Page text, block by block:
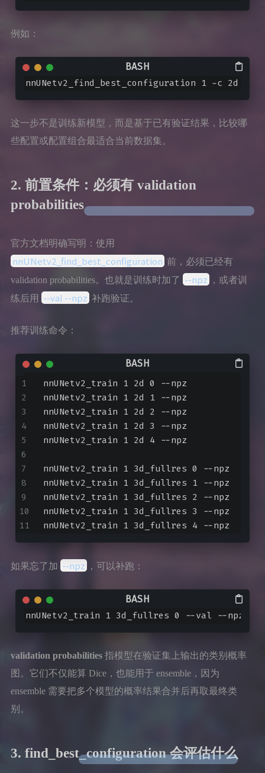
例如：
nnUNetv2_find_best_configuration 1 -c 2d
这一步不是训练新模型，而是基于已有验证结果，比较哪
些配置或配置组合最适合当前数据集。
2. 前置条件：必须有 validation
probabilities
官方文档明确写明：使用
nnUNetv2_find_best_configuration 前，必须已经有
validation probabilities。也就是训练时加了 --npz
，或者训
练后用
--val --npz 补跑验证。
推荐训练命令：
nnUNetv2_train 1 2d 0 --npz
nnUNetv2_train 1 2d 1 --npz
nnUNetv2_train 1 2d 2 --npz
nnUNetv2_train 1 2d 3 --npz
nnUNetv2_train 1 2d 4 --npz
nnUNetv2_train 1 3d_fullres 0 --npz
nnUNetv2_train 1 3d_fullres 1 --npz
nnUNetv2_train 1 3d_fullres 2 --npz
nnUNetv2_train 1 3d_fullres 3 --npz
nnUNetv2_train 1 3d_fullres 4 --npz
如果忘了加 --npz ，可以补跑：
nnUNetv2_train 1 3d_fullres 0 --val --npz
validation probabilities指模型在验证集上输出的类别概率
图。它们不仅能算 Dice，也能用于 ensemble，因为
ensemble 需要把多个模型的概率结果合并后再取最终类
别。
3. find_best_configuration 会评估什么